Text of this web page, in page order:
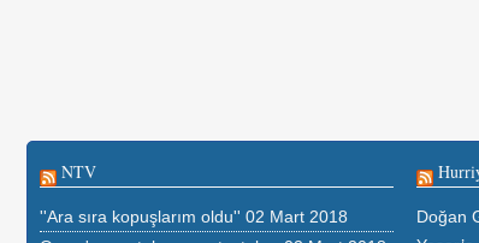
NTV
''Ara sıra kopuşlarım oldu'' 02 Mart 2018
Doğan